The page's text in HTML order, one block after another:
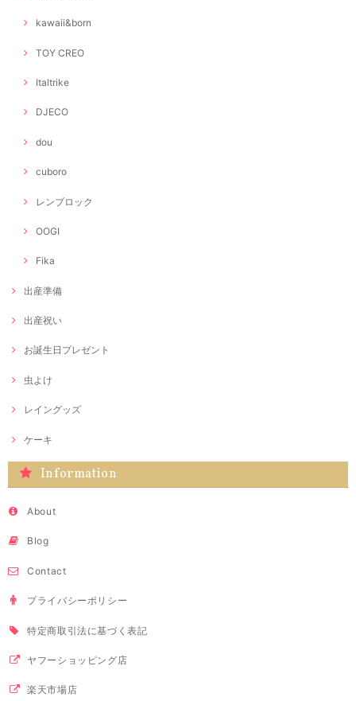
kawaii&born
TOY CREO
Italtrike
DJECO
dou
cuboro
レンブロック
OOGI
Fika
出産準備
出産祝い
お誕生日プレゼント
虫よけ
レイングッズ
ケーキ
Information
About
Blog
Contact
プライバシーポリシー
特定商取引法に基づく表記
ヤフーショッピング店
楽天市場店